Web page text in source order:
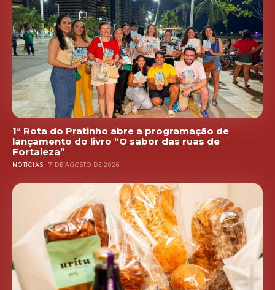
1ª Rota do Pratinho abre a programação de
lançamento do livro “O sabor das ruas de
Fortaleza”
NOTÍCIAS 7 DE AGOSTO DE 2026